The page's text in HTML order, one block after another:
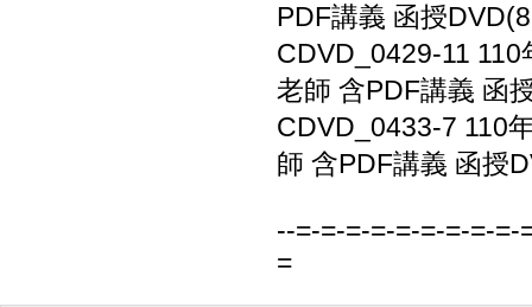
PDF講義 函授
CDVD_0429-11
老師 含PDF講義 函
CDVD_0433-7 110
師 含PDF講義 函授
--=-=-=-=-=-=-=-=-=-
=